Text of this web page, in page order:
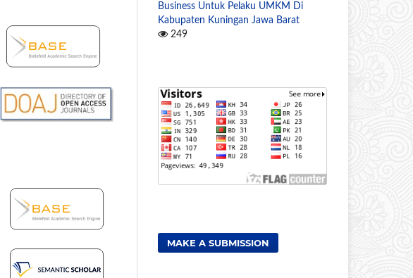
Business Untuk Pelaku UMKM Di
Kabupaten Kuningan Jawa Barat
249
MAKE A SUBMISSION